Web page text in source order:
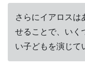
さらにイアロスは
せることで、いく
い子どもを演じて